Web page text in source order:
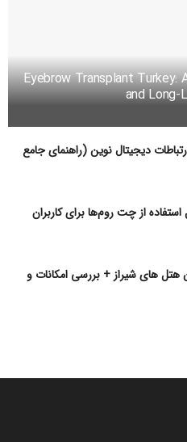
Eyebrow Transplant
and
دیجیتال نوین (راهنمای جامع
از چت روم‌ها برای کاربران
بهترین هتل های شیراز + بررسی امکانات و